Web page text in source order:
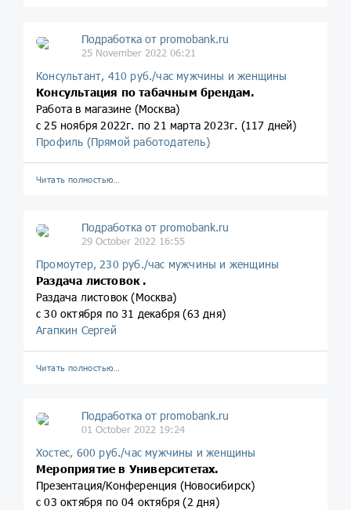
Подработка от promobank.ru
25 November 2022 06:21
Консультант, 410 руб./час мужчины и женщины
Консультация по табачным брендам.
Работа в магазине (Москва)
с 25 ноября 2022г. по 21 марта 2023г. (117 дней)
Профиль (Прямой работодатель)
Читать полностью…
Подработка от promobank.ru
29 October 2022 16:55
Промоутер, 230 руб./час мужчины и женщины
Раздача листовок .
Раздача листовок (Москва)
с 30 октября по 31 декабря (63 дня)
Агапкин Сергей
Читать полностью…
Подработка от promobank.ru
01 October 2022 19:24
Хостес, 600 руб./час мужчины и женщины
Мероприятие в Университетах.
Презентация/Конференция (Новосибирск)
с 03 октября по 04 октября (2 дня)